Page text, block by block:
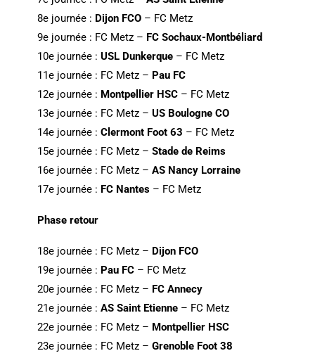
8e journée : Dijon FCO– FC Metz
9e journée : FC Metz – FC Sochaux-Montbéliard
10e journée : USL Dunkerque– FC Metz
11e journée : FC Metz – Pau FC
12e journée : Montpellier HSC– FC Metz
13e journée : FC Metz – US Boulogne CO
14e journée : Clermont Foot 63 – FC Metz
15e journée : FC Metz – Stade de Reims
16e journée : FC Metz – AS Nancy Lorraine
17e journée : FC Nantes– FC Metz
Phase retour
18e journée : FC Metz – Dijon FCO
19e journée : Pau FC – FC Metz
20e journée : FC Metz – FC Annecy
21e journée : AS Saint Etienne– FC Metz
22e journée : FC Metz – Montpellier HSC
23e journée : FC Metz – Grenoble Foot 38